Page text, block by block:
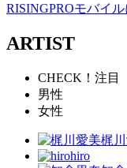
RISINGPROモバイ
ARTIST
CHECK！注目
男性
女性
梶
hiro